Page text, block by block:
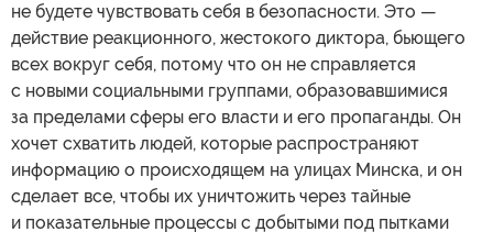
не будете чувствовать себя в безопасности. Это —
действие реакционного, жестокого диктора, бьющего
всех вокруг себя, потому что он не справляется
с новыми социальными группами, образовавшимися
за пределами сферы его власти и его пропаганды. Он
хочет схватить людей, которые распространяют
информацию о происходящем на улицах Минска, и он
сделает все, чтобы их уничтожить через тайные
и показательные процессы с добытыми под пытками